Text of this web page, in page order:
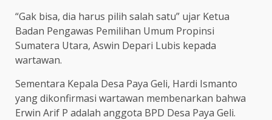
“Gak bisa, dia harus pilih salah satu” ujar Ketua
Badan Pengawas Pemilihan Umum Propinsi
Sumatera Utara, Aswin Depari Lubis kepada
wartawan.
Sementara Kepala Desa Paya Geli, Hardi Ismanto
yang dikonfirmasi wartawan membenarkan bahwa
Erwin Arif P adalah anggota BPD Desa Paya Geli.